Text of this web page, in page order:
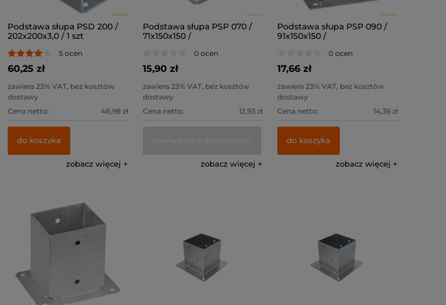
Podstawa słupa PSD 200 /
202x200x3,0 / 1 szt
5 ocen
60,25 zł
zawiera 23% VAT, bez kosztów
dostawy
Cena netto:
48,98 zł
do koszyka
zobacz więcej
Podstawa słupa PSP 070 /
71x150x150 /
0 ocen
15,90 zł
zawiera 23% VAT, bez kosztów
dostawy
Cena netto:
12,93 zł
zobacz więcej
Podstawa słupa PSP 090 /
91x150x150 /
0 ocen
17,66 zł
zawiera 23% VAT, bez kosztów
dostawy
Cena netto:
14,36 zł
do koszyka
zobacz więcej